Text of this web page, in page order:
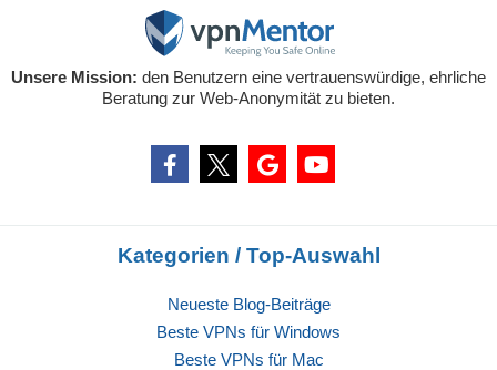
Unsere Mission: den Benutzern eine vertrauenswürdige, ehrliche
Beratung zur Web-Anonymität zu bieten.
Kategorien / Top-Auswahl
Neueste Blog-Beiträge
Beste VPNs für Windows
Beste VPNs für Mac